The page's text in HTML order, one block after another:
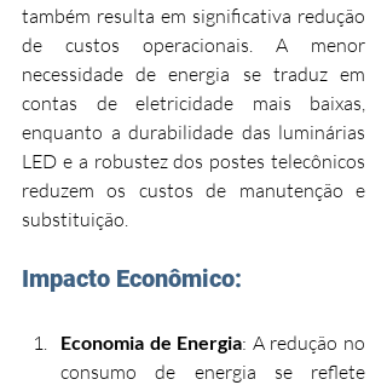
também resulta em significativa redução
de custos operacionais. A menor
necessidade de energia se traduz em
contas de eletricidade mais baixas,
enquanto a durabilidade das luminárias
LED e a robustez dos postes telecônicos
reduzem os custos de manutenção e
substituição.
Impacto Econômico:
Economia de Energia: A redução no
consumo de energia se reflete